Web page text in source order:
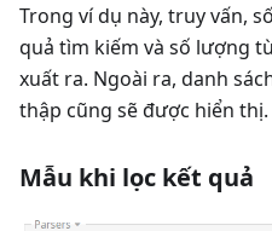
Trong ví dụ này, truy vấn,
quả tìm kiếm và số lượng
xuất ra. Ngoài ra, danh
thập cũng sẽ được hiển thị.
Mẫu khi lọc kết quả